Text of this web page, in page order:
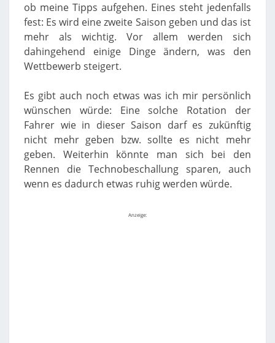
ob meine Tipps aufgehen. Eines steht jedenfalls
fest: Es wird eine zweite Saison geben und das ist
mehr als wichtig. Vor allem werden sich
dahingehend einige Dinge ändern, was den
Wettbewerb steigert.
Es gibt auch noch etwas was ich mir persönlich
wünschen würde: Eine solche Rotation der
Fahrer wie in dieser Saison darf es zukünftig
nicht mehr geben bzw. sollte es nicht mehr
geben. Weiterhin könnte man sich bei den
Rennen die Technobeschallung sparen, auch
wenn es dadurch etwas ruhig werden würde.
Anzeige: